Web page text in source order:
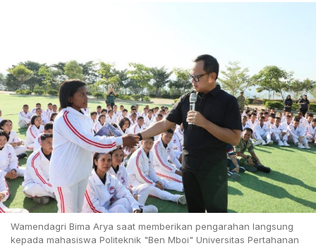
Wamendagri Bima Arya saat memberikan pengarahan langsung
kepada mahasiswa Politeknik "Ben Mboi" Universitas Pertahanan